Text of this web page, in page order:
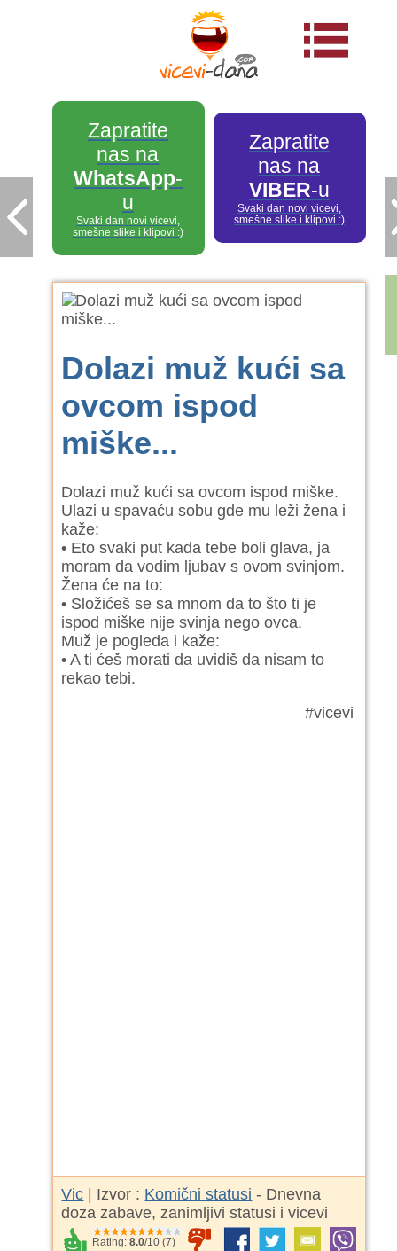
Zapratite
nas na
WhatsApp-
u
Svaki dan novi vicevi,
smešne slike i klipovi :)
Zapratite
nas na
VIBER-u
Svaki dan novi vicevi,
smešne slike i klipovi :)
Dolazi muž kući sa
ovcom ispod
miške...
Dolazi muž kući sa ovcom ispod miške.
Ulazi u spavaću sobu gde mu leži žena i
kaže:
• Eto svaki put kada tebe boli glava, ja
moram da vodim ljubav s ovom svinjom.
Žena će na to:
• Složićeš se sa mnom da to što ti je
ispod miške nije svinja nego ovca.
Muž je pogleda i kaže:
• A ti ćeš morati da uvidiš da nisam to
rekao tebi.
#vicevi
Vic | Izvor : Komični statusi - Dnevna
doza zabave, zanimljivi statusi i vicevi
Rating:8.0/10 (7)